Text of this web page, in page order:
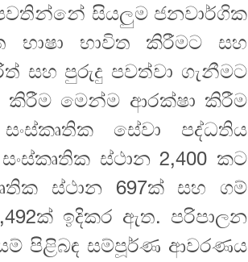
පවතින්නේ සියලුම ජනවාර්ගික
භාවිත කිරීමට සහ
සහ පුරුදු පවත්වා ගැනීමට
මෙන්ම ආරක්ෂා කිරීම
සේවා පද්ධතිය
ස්ථාන 2,400 කට
ස්ථාන 697ක් සහ ගම්
ඉදිකර ඇත. පරිපාලන
පිළිබඳ සම්පූර්ණ ආවරණය